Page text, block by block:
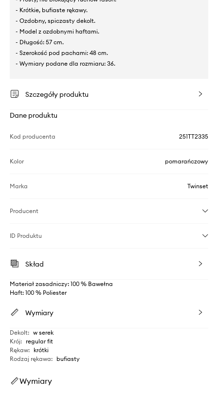
- Krótkie, bufiaste rękawy.
- Ozdobny, spiczasty dekolt.
- Model z ozdobnymi haftami.
- Długość: 57 cm.
- Szerokość pod pachami: 48 cm.
- Wymiary podane dla rozmiaru: 36.
Szczegóły produktu
Dane produktu
Kod producenta 251TT2335
Kolor pomarańczowy
Marka Twinset
Producent
ID Produktu
Skład
Materiał zasadniczy: 100 % Bawełna
Haft: 100 % Poliester
Wymiary
Dekolt: w serek
Krój: regular fit
Rękaw: krótki
Rodzaj rękawa: bufiasty
Wymiary